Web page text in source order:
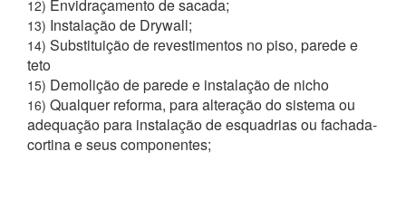
12) Envidraçamento de sacada;
13) Instalação de Drywall;
14) Substituição de revestimentos no piso, parede e
teto
15) Demolição de parede e instalação de nicho
16) Qualquer reforma, para alteração do sistema ou
adequação para instalação de esquadrias ou fachada-
cortina e seus componentes;